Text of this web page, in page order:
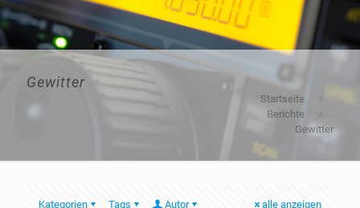
Gewitter
Startseite
Berichte
Gewitter
Kategorien Tags Autor alle anzeigen